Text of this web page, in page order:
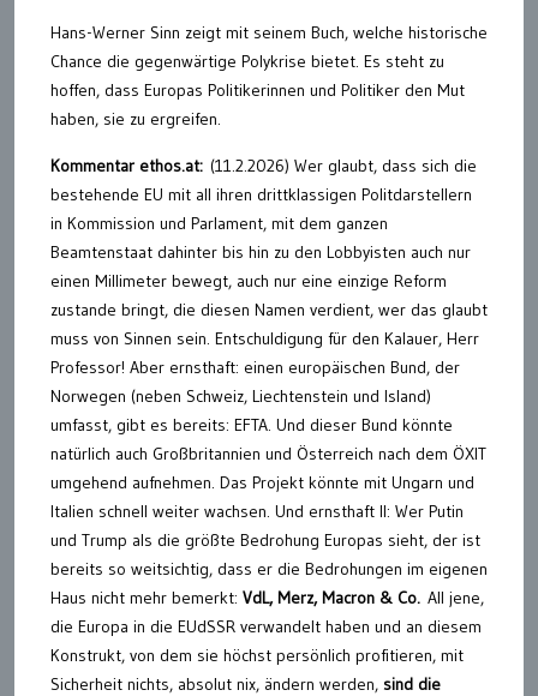
Hans-Werner Sinn zeigt mit seinem Buch, welche historische
Chance die gegenwärtige Polykrise bietet. Es steht zu
hoffen, dass Europas Politikerinnen und Politiker den Mut
haben, sie zu ergreifen.
Kommentar ethos.at: (11.2.2026) Wer glaubt, dass sich die
bestehende EU mit all ihren drittklassigen Politdarstellern
in Kommission und Parlament, mit dem ganzen
Beamtenstaat dahinter bis hin zu den Lobbyisten auch nur
einen Millimeter bewegt, auch nur eine einzige Reform
zustande bringt, die diesen Namen verdient, wer das glaubt
muss von Sinnen sein. Entschuldigung für den Kalauer, Herr
Professor! Aber ernsthaft: einen europäischen Bund, der
Norwegen (neben Schweiz, Liechtenstein und Island)
umfasst, gibt es bereits: EFTA. Und dieser Bund könnte
natürlich auch Großbritannien und Österreich nach dem ÖXIT
umgehend aufnehmen. Das Projekt könnte mit Ungarn und
Italien schnell weiter wachsen. Und ernsthaft II: Wer Putin
und Trump als die größte Bedrohung Europas sieht, der ist
bereits so weitsichtig, dass er die Bedrohungen im eigenen
Haus nicht mehr bemerkt: VdL, Merz, Macron & Co. All jene,
die Europa in die EUdSSR verwandelt haben und an diesem
Konstrukt, von dem sie höchst persönlich profitieren, mit
Sicherheit nichts, absolut nix, ändern werden, sind die